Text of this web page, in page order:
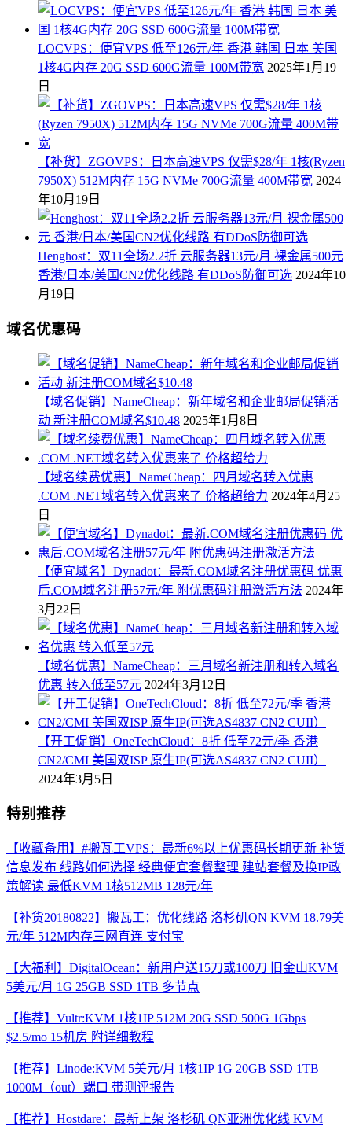
LOCVPS：便宜VPS 低至126元/年 香港 韩国 日本 美国
1核4G内存 20G SSD 600G流量 100M带宽 2025年1月19
日
【补货】ZGOVPS：日本高速VPS 仅需$28/年 1核(Ryzen
7950X) 512M内存 15G NVMe 700G流量 400M带宽 2024
年10月19日
Henghost：双11全场2.2折 云服务器13元/月 裸金属500元
香港/日本/美国CN2优化线路 有DDoS防御可选 2024年10
月19日
域名优惠码
【域名促销】NameCheap：新年域名和企业邮局促销活
动 新注册COM域名$10.48 2025年1月8日
【域名续费优惠】NameCheap：四月域名转入优惠
.COM .NET域名转入优惠来了 价格超给力 2024年4月25
日
【便宜域名】Dynadot：最新.COM域名注册优惠码 优惠
后.COM域名注册57元/年 附优惠码注册激活方法 2024年
3月22日
【域名优惠】NameCheap：三月域名新注册和转入域名
优惠 转入低至57元 2024年3月12日
【开工促销】OneTechCloud：8折 低至72元/季 香港
CN2/CMI 美国双ISP 原生IP(可选AS4837 CN2 CUII）
2024年3月5日
特别推荐
【收藏备用】#搬瓦工VPS：最新6%以上优惠码长期更新 补货
信息发布 线路如何选择 经典便宜套餐整理 建站套餐及换IP政
策解读 最低KVM 1核512MB 128元/年
【补货20180822】搬瓦工：优化线路 洛杉矶QN KVM 18.79美
元/年 512M内存三网直连 支付宝
【大福利】DigitalOcean：新用户送15刀或100刀 旧金山KVM
5美元/月 1G 25GB SSD 1TB 多节点
【推荐】Vultr:KVM 1核1IP 512M 20G SSD 500G 1Gbps
$2.5/mo 15机房 附详细教程
【推荐】Linode:KVM 5美元/月 1核1IP 1G 20GB SSD 1TB
1000M（out）端口 带测评报告
【推荐】Hostdare：最新上架 洛杉矶 QN亚洲优化线 KVM